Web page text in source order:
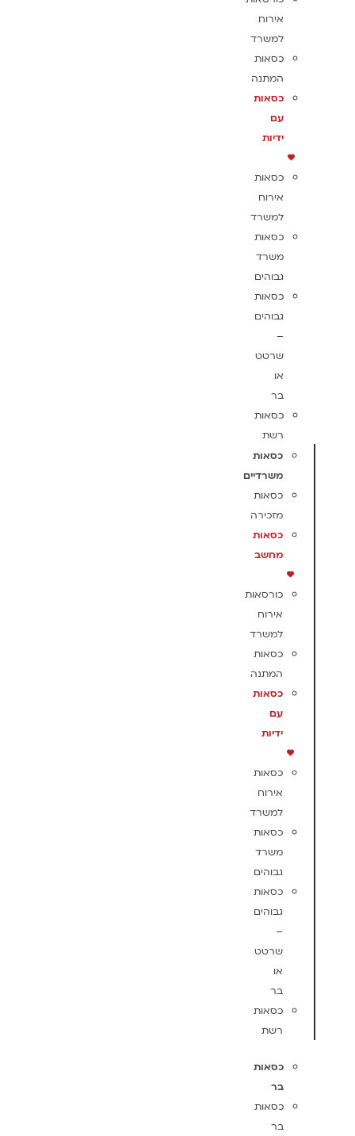
אירוח
למשרד
כסאות
המתנה
כסאות
עם
ידיות
כסאות
אירוח
למשרד
כסאות
משרד
גבוהים
כסאות
גבוהים
–
שרטט
או
בר
כסאות
רשת
כסאות
משרדיים
כסאות
מזכירה
כסאות
מחשב
כורסאות
אירוח
למשרד
כסאות
המתנה
כסאות
עם
ידיות
כסאות
אירוח
למשרד
כסאות
משרד
גבוהים
כסאות
גבוהים
–
שרטט
או
בר
כסאות
רשת
כסאות
בר
כסאות
בר